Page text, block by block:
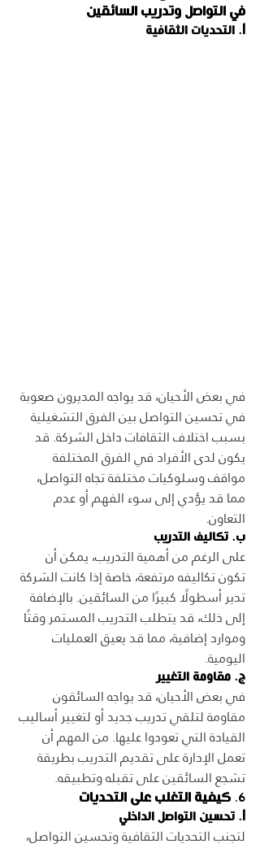
في التواصل وتدريب السائقين
أ. التحديات الثقافية
في بعض الأحيان، قد يواجه المديرون صعوبة
في تحسين التواصل بين الفرق التشغيلية
بسبب اختلاف الثقافات داخل الشركة. قد
يكون لدى الأفراد في الفرق المختلفة
مواقف وسلوكيات مختلفة تجاه التواصل،
مما قد يؤدي إلى سوء الفهم أو عدم
التعاون.
ب. تكاليف التدريب
على الرغم من أهمية التدريب، يمكن أن
تكون تكاليفه مرتفعة، خاصة إذا كانت الشركة
تدير أسطولًا كبيرًا من السائقين. بالإضافة
إلى ذلك، قد يتطلب التدريب المستمر وقتًا
وموارد إضافية، مما قد يعيق العمليات
اليومية.
ج. مقاومة التغيير
في بعض الأحيان، قد يواجه السائقون
مقاومة لتلقي تدريب جديد أو لتغيير أساليب
القيادة التي تعودوا عليها. من المهم أن
تعمل الإدارة على تقديم التدريب بطريقة
تشجع السائقين على تقبله وتطبيقه.
6. كيفية التغلب على التحديات
أ. تحسين التواصل الداخلي
لتجنب التحديات الثقافية وتحسين التواصل،